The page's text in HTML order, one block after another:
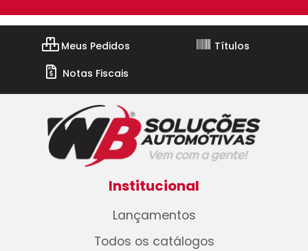
Meus Pedidos
Títulos
Notas Fiscais
Institucional
Lançamentos
Todos os catálogos